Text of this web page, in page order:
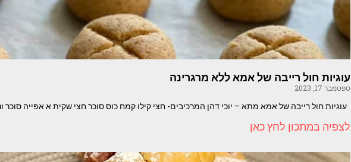
עוגיות חול רייבה של אמא ללא מרגרינה
ספטמבר 17, 2023
עוגיות חול רייבה של אמא מתא – יוכי דהן המרכיבים- חצי קילו קמח כוס סוכר חצי שקית א אפייה סוכר וניל 1 מעט
לצפיה במתכון לחץ כאן